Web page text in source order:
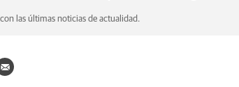
las últimas noticias de actualidad.